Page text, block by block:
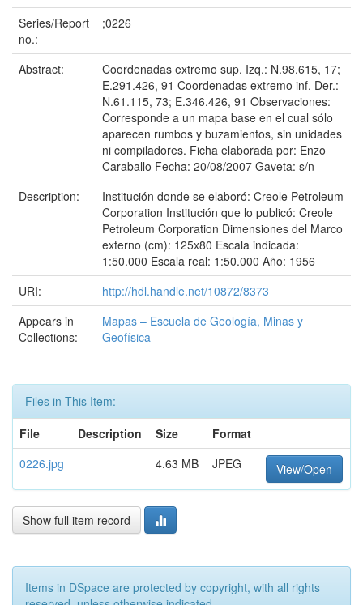
Series/Report
no.:
;0226
Abstract:
Coordenadas extremo sup. Izq.: N.98.615, 17;
E.291.426, 91 Coordenadas extremo inf. Der.:
N.61.115, 73; E.346.426, 91 Observaciones:
Corresponde a un mapa base en el cual sólo
aparecen rumbos y buzamientos, sin unidades
ni compiladores. Ficha elaborada por: Enzo
Caraballo Fecha: 20/08/2007 Gaveta: s/n
Description:
Institución donde se elaboró: Creole Petroleum
Corporation Institución que lo publicó: Creole
Petroleum Corporation Dimensiones del Marco
externo (cm): 125x80 Escala indicada:
1:50.000 Escala real: 1:50.000 Año: 1956
URI:
http://hdl.handle.net/10872/8373
Appears in
Collections:
Mapas – Escuela de Geología, Minas y
Geofísica
Files in This Item:
File
Description Size
Format
0226.jpg
4.63 MB JPEG View/Open
Show full item record
Items in DSpace are protected by copyright, with all rights